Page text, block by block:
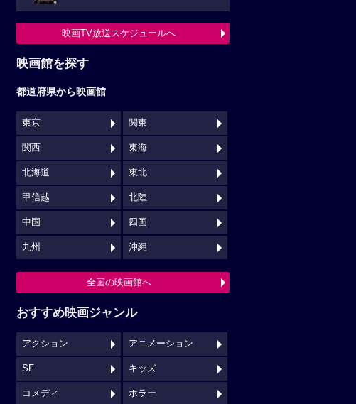
映画TV放送スケジュールへ
映画館を探す
都道府県から映画館
東京 関東
関西 東海
北海道 東北
甲信越 北陸
中国 四国
九州 沖縄
全国の映画館へ
おすすめ映画ジャンル
アクション アニメーション
SF キッズ
コメディ ホラー